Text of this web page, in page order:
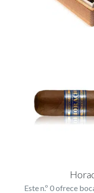
Este n.º 0 ofrece